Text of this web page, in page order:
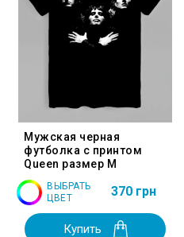
Мужская черная
футболка с принтом
Queen размер M
ВЫБРАТЬ
ЦВЕТ
370 грн
Купить